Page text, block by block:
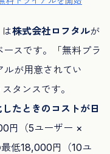
株式会社ロフタルが
スです。「無料プラ
ルが用意されてい
タンスです。
たときのコストが日
円（5ユーザー ×
低18,000円（10ユ